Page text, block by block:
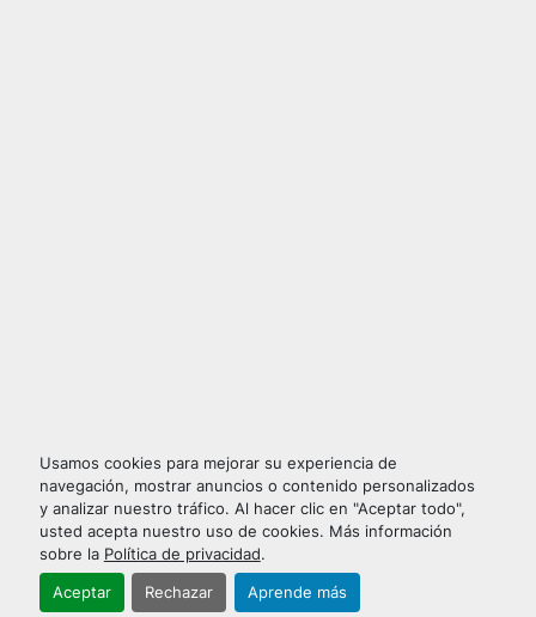
Usamos cookies para mejorar su experiencia de
navegación, mostrar anuncios o contenido personalizados
y analizar nuestro tráfico. Al hacer clic en "Aceptar todo",
usted acepta nuestro uso de cookies. Más información
sobre la Política de privacidad.
Aceptar Rechazar Aprende más